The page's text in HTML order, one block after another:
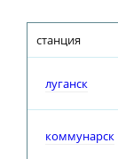
станция
луганск
коммунарск